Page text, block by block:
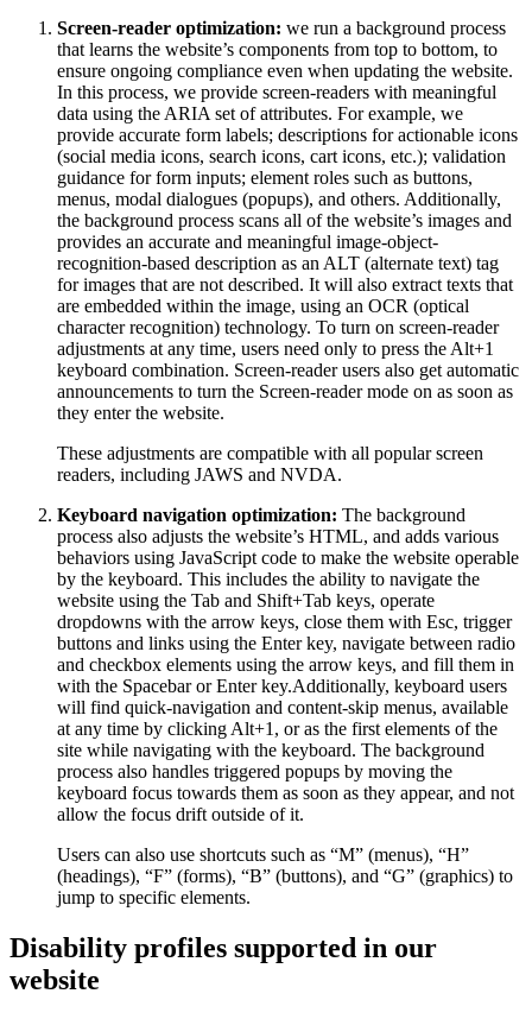
Screen-reader optimization: we run a background process
that learns the website’s components from top to bottom, to
ensure ongoing compliance even when updating the website.
In this process, we provide screen-readers with meaningful
data using the ARIA set of attributes. For example, we
provide accurate form labels; descriptions for actionable icons
(social media icons, search icons, cart icons, etc.); validation
guidance for form inputs; element roles such as buttons,
menus, modal dialogues (popups), and others. Additionally,
the background process scans all of the website’s images and
provides an accurate and meaningful image-object-
recognition-based description as an ALT (alternate text) tag
for images that are not described. It will also extract texts that
are embedded within the image, using an OCR (optical
character recognition) technology. To turn on screen-reader
adjustments at any time, users need only to press the Alt+1
keyboard combination. Screen-reader users also get automatic
announcements to turn the Screen-reader mode on as soon as
they enter the website.
These adjustments are compatible with all popular screen
readers, including JAWS and NVDA.
Keyboard navigation optimization: The background
process also adjusts the website’s HTML, and adds various
behaviors using JavaScript code to make the website operable
by the keyboard. This includes the ability to navigate the
website using the Tab and Shift+Tab keys, operate
dropdowns with the arrow keys, close them with Esc, trigger
buttons and links using the Enter key, navigate between radio
and checkbox elements using the arrow keys, and fill them in
with the Spacebar or Enter key.Additionally, keyboard users
will find quick-navigation and content-skip menus, available
at any time by clicking Alt+1, or as the first elements of the
site while navigating with the keyboard. The background
process also handles triggered popups by moving the
keyboard focus towards them as soon as they appear, and not
allow the focus drift outside of it.
Users can also use shortcuts such as “M” (menus), “H”
(headings), “F” (forms), “B” (buttons), and “G” (graphics) to
jump to specific elements.
Disability profiles supported in our
website